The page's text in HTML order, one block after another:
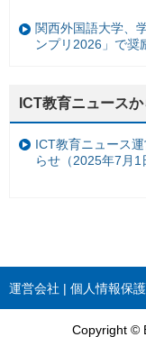
関西外国語大学、
ンプリ2026」で奨
ICT教育ニュース
ICT教育ニュース
らせ（2025年7月1
運営会社 個人情報保
Copyright ©